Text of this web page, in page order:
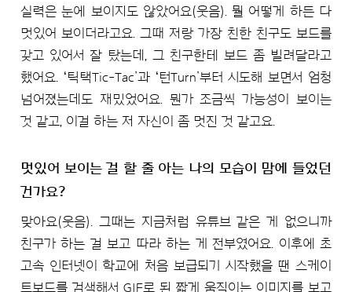
실력은 눈에 보이지도 않았어요(웃음). 뭘 어떻게 하든 다
멋있어 보이더라고요. 그때 저랑 가장 친한 친구도 보드를
갖고 있어서 잘 탔는데, 그 친구한테 보드 좀 빌려달라고
했어요. ʻ틱택Tic-Tac’과 ʻ턴Turn’부터 시도해 보면서 엄청
넘어졌는데도 재밌었어요. 뭔가 조금씩 가능성이 보이는
것 같고, 이걸 하는 저 자신이 좀 멋진 것 같고요.
멋있어 보이는 걸 할 줄 아는 나의 모습이 맘에 들었던
건가요?
맞아요(웃음). 그때는 지금처럼 유튜브 같은 게 없으니까
친구가 하는 걸 보고 따라 하는 게 전부였어요. 이후에 초
고속 인터넷이 학교에 처음 보급되기 시작했을 땐 스케이
트보드를 검색해서 GIF로 된 짧게 움직이는 이미지를 보고